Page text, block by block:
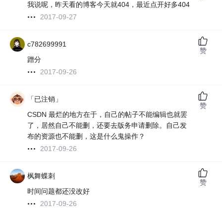
我说呢，昨天看的博客今天就404，最近点开好多404
2017-09-27
c782699991
蹭分
2017-09-26
赞
「已注销」
CSDN 最烂的地方在于，自己的帖子不能编辑也就罢
了，居然自己不能删，还要去版务申请删除。自己发
布的资源也不能删，这是什么鬼操作？
2017-09-26
赞
枫舞蝶刺
时间问题都还没改好
2017-09-26
赞